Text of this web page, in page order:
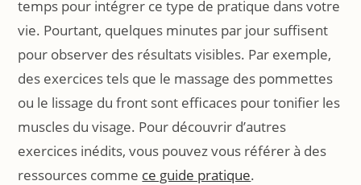
temps pour intégrer ce type de pratique dans votre
vie. Pourtant, quelques minutes par jour suffisent
pour observer des résultats visibles. Par exemple,
des exercices tels que le massage des pommettes
ou le lissage du front sont efficaces pour tonifier les
muscles du visage. Pour découvrir d’autres
exercices inédits, vous pouvez vous référer à des
ressources comme ce guide pratique.